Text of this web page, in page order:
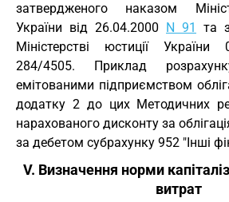
затвердженого наказом
України від 26.04.2000 N 91
та
Міністерстві юстиції
284/4505. Приклад
емітованими підприємством
додатку 2 до цих Методичних
нарахованого дисконту за
за дебетом субрахунку 952 "Інші
V. Визначення норми
витрат